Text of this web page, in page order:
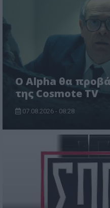
Ο Alpha θα
της Cosmote TV
07.08.2026 - 08:28